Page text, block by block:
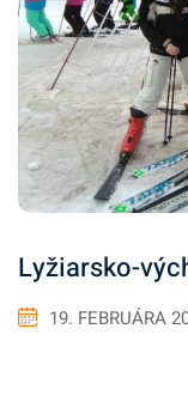
Lyžiarsko-
19. FEBRUÁRA